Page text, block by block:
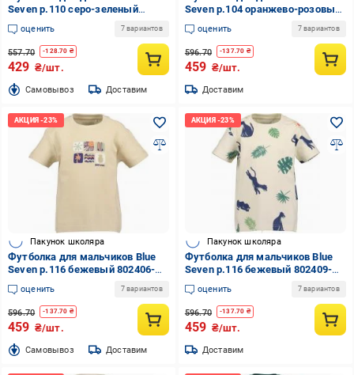
Seven р.110 серо-зеленый
702396-00/6300
оценить 7 вариантов
557.70 -128.70 ₴
429 ₴/шт.
Cамовывоз Доставим
Seven р.104 оранжево-розовый
702400-00/2281
оценить 7 вариантов
596.70 -137.70 ₴
459 ₴/шт.
Доставим
Пакунок школяра
Футболка для мальчиков Blue
Seven р.116 бежевый 802406-
00/0490
оценить 7 вариантов
596.70 -137.70 ₴
459 ₴/шт.
Cамовывоз Доставим
Пакунок школяра
Футболка для мальчиков Blue
Seven р.116 бежевый 802409-
00/0200
оценить 7 вариантов
596.70 -137.70 ₴
459 ₴/шт.
Доставим